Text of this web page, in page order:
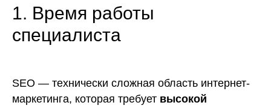
1. Время работы
специалиста
SEO — технически сложная область интернет-
маркетинга, которая требует высокой